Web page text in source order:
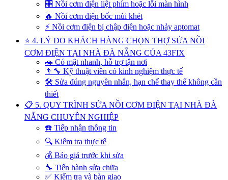
🎛️ Nồi cơm điện liệt phím hoặc lỗi màn hình
🔥 Nồi cơm điện bốc mùi khét
⚡ Nồi cơm điện bị chập điện hoặc nhảy aptomat
⭐ 4. LÝ DO KHÁCH HÀNG CHỌN THỢ SỬA NỒI
CƠM ĐIỆN TẠI NHÀ ĐÀ NẴNG CỦA 43FIX
🚗 Có mặt nhanh, hỗ trợ tận nơi
👨‍🔧 Kỹ thuật viên có kinh nghiệm thực tế
🛠️ Sửa đúng nguyên nhân, hạn chế thay thế không cần
thiết
📋 5. QUY TRÌNH SỬA NỒI CƠM ĐIỆN TẠI NHÀ ĐÀ
NẴNG CHUYÊN NGHIỆP
☎️ Tiếp nhận thông tin
🔍 Kiểm tra thực tế
💰 Báo giá trước khi sửa
🔧 Tiến hành sửa chữa
✅ Kiểm tra và bàn giao